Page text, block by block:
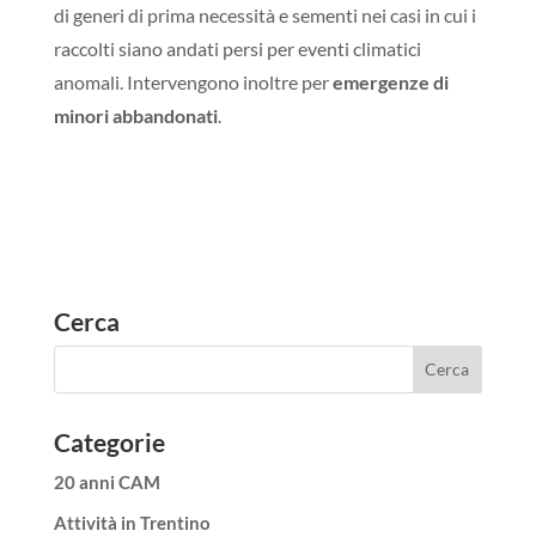
di generi di prima necessità e sementi nei casi in cui i
raccolti siano andati persi per eventi climatici
anomali. Intervengono inoltre peremergenze di
minori abbandonati.
Cerca
Categorie
20 anni CAM
Attività in Trentino